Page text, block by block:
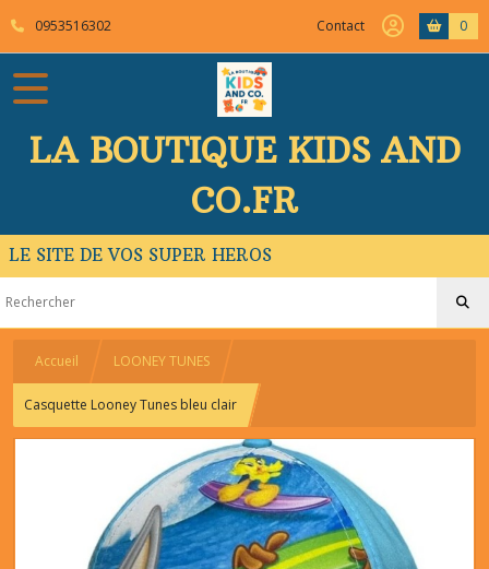
0953516302 Contact 0
LA BOUTIQUE KIDS AND
CO.FR
LE SITE DE VOS SUPER HEROS
Accueil LOONEY TUNES
Casquette Looney Tunes bleu clair